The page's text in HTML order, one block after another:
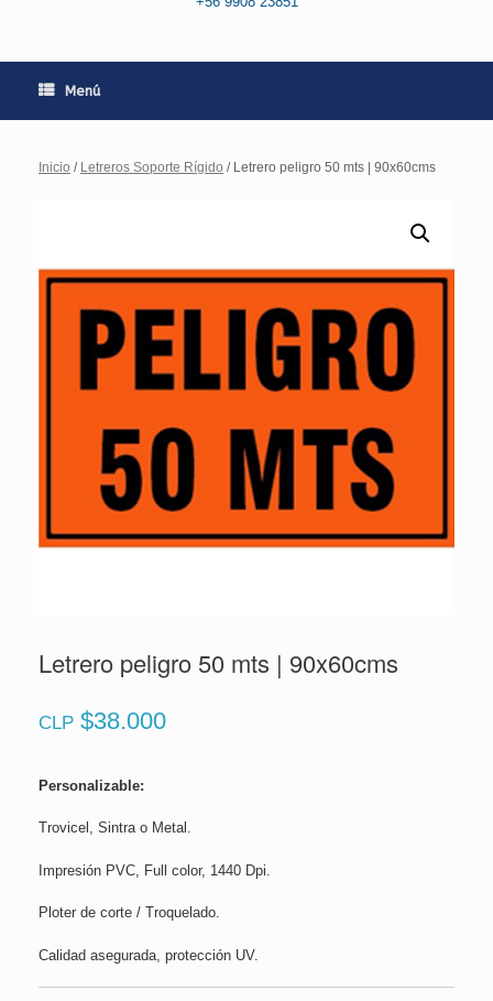
Menú
Inicio / Letreros Soporte Rígido / Letrero peligro 50 mts | 90x60cms
Letrero peligro 50 mts | 90x60cms
CLP $38.000
Personalizable:
Trovicel, Sintra o Metal.
Impresión PVC, Full color, 1440 Dpi.
Ploter de corte / Troquelado.
Calidad asegurada, protección UV.